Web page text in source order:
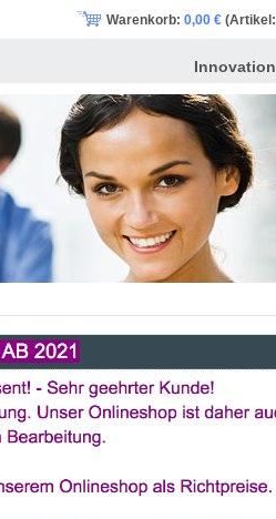
Innovation
Warenkorb: 0,00 € (Artikel: